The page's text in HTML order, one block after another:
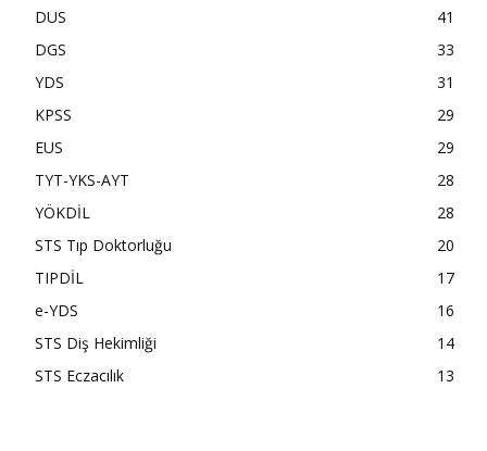
DUS
41
DGS
33
YDS
31
KPSS
29
EUS
29
TYT-YKS-AYT
28
YÖKDİL
28
STS Tıp Doktorluğu
20
TIPDİL
17
e-YDS
16
STS Diş Hekimliği
14
STS Eczacılık
13